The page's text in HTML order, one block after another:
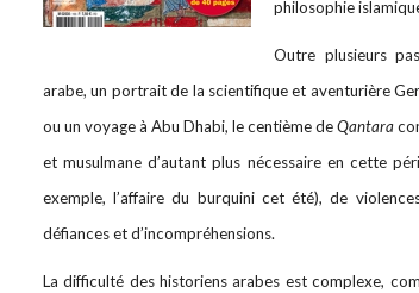
philosophie
Outre plusieurs
arabe, un portrait de la scientifique et aventurière
ou un voyage à Abu Dhabi, le centième deQantara
et musulmane d’autant plus nécessaire en cette
exemple, l’affaire du burquini cet été), de
défiances et d’incompréhensions.
La difficulté des historiens arabes est complexe,